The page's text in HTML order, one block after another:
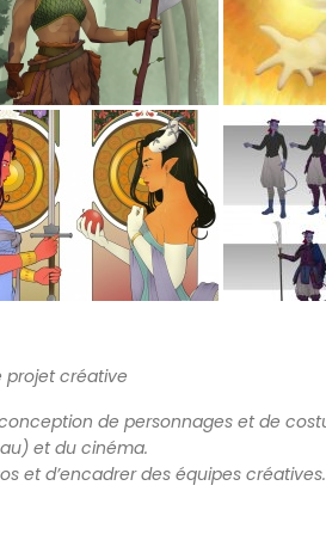
projet créative
de personnages et de
et du cinéma.
et d’encadrer des équipes créatives.